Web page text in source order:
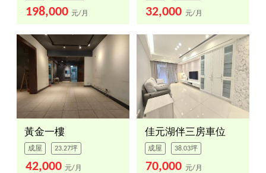
198,000 元/月 32,000 元/月
黃金一樓
成屋 23.27坪
42,000 元/月
佳元湖伴三房車位
成屋 38.03坪
70,000 元/月